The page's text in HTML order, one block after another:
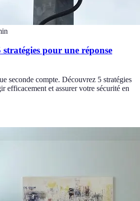
pour une réponse
seconde compte. Découvrez 5 stratégies
efficacement et assurer votre sécurité en